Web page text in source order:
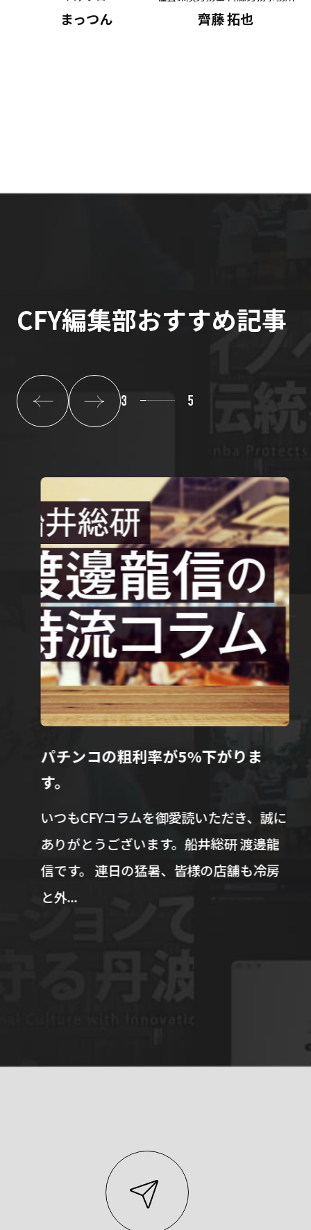
まっつん 齊藤 拓也
CFY編集部おすすめ記事
3 5
パチンコの粗利率が5%下がりま
す。
いつもCFYコラムを御愛読いただき、誠に
ありがとうございます。船井総研 渡邊龍
信です。 連日の猛暑、皆様の店舗も冷房
と外...